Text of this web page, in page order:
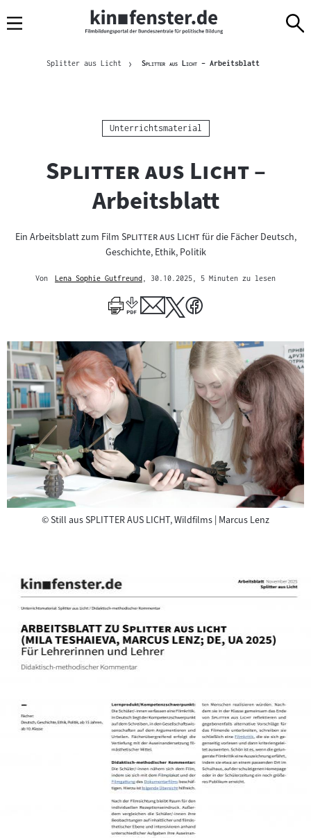
Navigation
zum
zur
Brotkrümelnavigation
Splitter aus Licht "
Splitter aus Licht"– ArbeitsblattAktuelle Seite
Kategorie:
Unterrichtsmaterial
"
Splitter aus Licht"
–
Arbeitsblatt
Ein Arbeitsblatt zum Film "
Splitter aus Licht"für die Fächer Deutsch,
Geschichte, Ethik, Politik
Von
Lena Sophie Gutfreund
Author
, 30.10.2025 , 5 Minuten zu lesen
©Copyright
Still aus SPLITTER AUS LICHT, Wildfilms | Marcus Lenz